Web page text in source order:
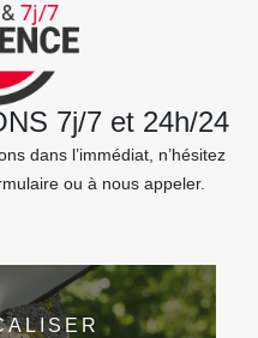
7j/7 et 24h/24
dans l’immédiat, n’hésitez
ou à nous appeler.